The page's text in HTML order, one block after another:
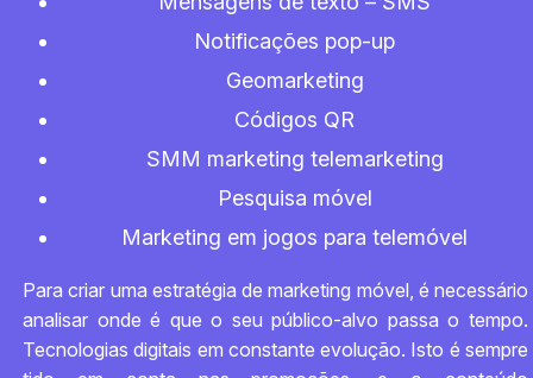
Notificações pop-up
Geomarketing
Códigos QR
SMM marketing telemarketing
Pesquisa móvel
Marketing em jogos para telemóvel
Para criar uma estratégia de marketing móvel, é necessário
analisar onde é que o seu público-alvo passa o tempo.
Tecnologias digitais em constante evolução. Isto é sempre